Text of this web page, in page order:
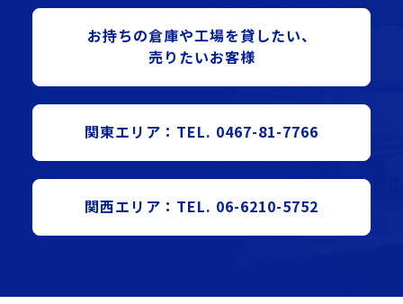
お持ちの倉庫や⼯場を貸したい、
売りたいお客様
関東エリア：TEL. 0467-81-7766
関西エリア：TEL. 06-6210-5752